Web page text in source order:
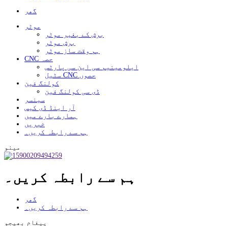
گھر
موٹر
برش کے بغیر موٹر
برش موٹر
ہم وقت ساز موٹر
CNC حصہ
ایلومینیم سی این سی پارٹس
سٹیل CNC حصوں
کولنگ فین
ڈی سی کولنگ فین
سینسر
آر اینڈ ڈی کیس
ہمارے بارے میں
خبریں
ہم سے رابطہ کریں۔
مینو
ہم سے رابطہ کریں۔
گھر
ہم سے رابطہ کریں۔
پیغام بھیجو